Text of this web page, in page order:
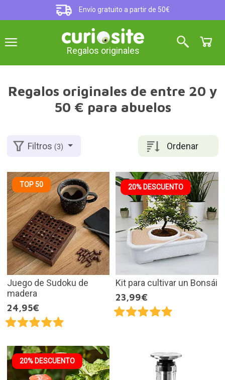
Envío gratuito a partir de 50€
Regalos originales
Regalos originales de entre 20 y
50 € para abuelos
Ordenar
Filtros(3)
TOP 50
Juego de Sudoku de
madera
24,95€
20% DESCUENTO
Kit para cultivar un Bonsái
23,99€
20% DESCUENTO